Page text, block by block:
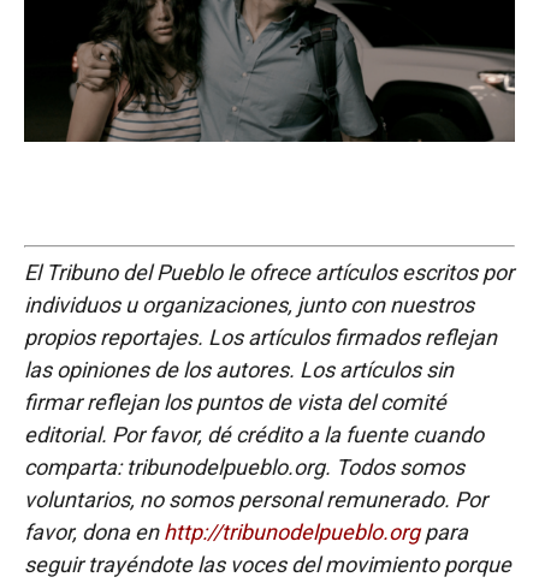
El Tribuno del Pueblo le ofrece artículos escritos por
individuos u organizaciones, junto con nuestros
propios reportajes. Los artículos firmados reflejan
las opiniones de los autores. Los artículos sin
firmar reflejan los puntos de vista del comité
editorial. Por favor, dé crédito a la fuente cuando
comparta: tribunodelpueblo.org. Todos somos
voluntarios, no somos personal remunerado. Por
favor, dona enhttp://tribunodelpueblo.orgpara
seguir trayéndote las voces del movimiento porque